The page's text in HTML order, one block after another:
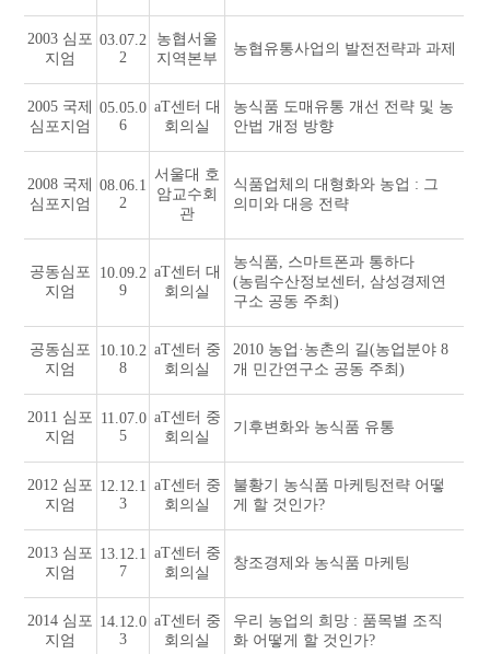
2003 심포
지엄
03.07.2
2
농협서울
지역본부
농협유통사업의 발전전략과 과제
2005 국제
심포지엄
05.05.0
6
aT센터 대
회의실
농식품 도매유통 개선 전략 및 농
안법 개정 방향
2008 국제
심포지엄
08.06.1
2
서울대 호
암교수회
관
식품업체의 대형화와 농업 : 그
의미와 대응 전략
공동심포
지엄
10.09.2
9
aT센터 대
회의실
농식품, 스마트폰과 통하다
(농림수산정보센터, 삼성경제연
구소 공동 주최)
공동심포
지엄
10.10.2
8
aT센터 중
회의실
2010 농업·농촌의 길(농업분야 8
개 민간연구소 공동 주최)
2011 심포
지엄
11.07.0
5
aT센터 중
회의실
기후변화와 농식품 유통
2012 심포
지엄
12.12.1
3
aT센터 중
회의실
불황기 농식품 마케팅전략 어떻
게 할 것인가?
2013 심포
지엄
13.12.1
7
aT센터 중
회의실
창조경제와 농식품 마케팅
2014 심포
지엄
14.12.0
3
aT센터 중
회의실
우리 농업의 희망 : 품목별 조직
화 어떻게 할 것인가?